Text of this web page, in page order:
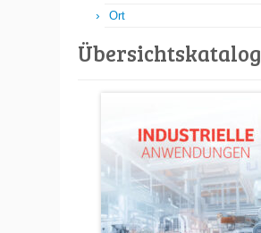
Ort
Übersichtskatalog​